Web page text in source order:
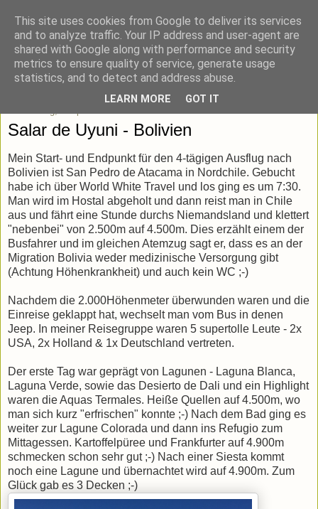
blick-punkt[e..]
Momentaufnahmen von unterwegs & daheim.
Salar de Uyuni - Bolivien
Mein Start- und Endpunkt für den 4-tägigen Ausflug nach
Bolivien ist San Pedro de Atacama in Nordchile. Gebucht
habe ich über World White Travel und los ging es um 7:30.
Man wird im Hostal abgeholt und dann reist man in Chile
aus und fährt eine Stunde durchs Niemandsland und klettert
"nebenbei" von 2.500m auf 4.500m. Dies erzählt einem der
Busfahrer und im gleichen Atemzug sagt er, dass es an der
Migration Bolivia weder medizinische Versorgung gibt
(Achtung Höhenkrankheit) und auch kein WC ;-)
Nachdem die 2.000Höhenmeter überwunden waren und die
Einreise geklappt hat, wechselt man vom Bus in denen
Jeep. In meiner Reisegruppe waren 5 supertolle Leute - 2x
USA, 2x Holland & 1x Deutschland vertreten.
Der erste Tag war geprägt von Lagunen - Laguna Blanca,
Laguna Verde, sowie das Desierto de Dali und ein Highlight
waren die Aquas Termales. Heiße Quellen auf 4.500m, wo
man sich kurz "erfrischen" konnte ;-) Nach dem Bad ging es
weiter zur Lagune Colorada und dann ins Refugio zum
Mittagessen. Kartoffelpüree und Frankfurter auf 4.900m
schmecken schon sehr gut ;-) Nach einer Siesta kommt
noch eine Lagune und übernachtet wird auf 4.900m. Zum
Glück gab es 3 Decken ;-)
This site uses cookies from Google to deliver its services
and to analyze traffic. Your IP address and user-agent are
shared with Google along with performance and security
metrics to ensure quality of service, generate usage
statistics, and to detect and address abuse.
LEARN MORE GOT IT